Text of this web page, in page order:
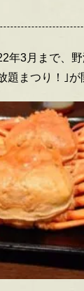
年3月まで、
題まつり！｣が